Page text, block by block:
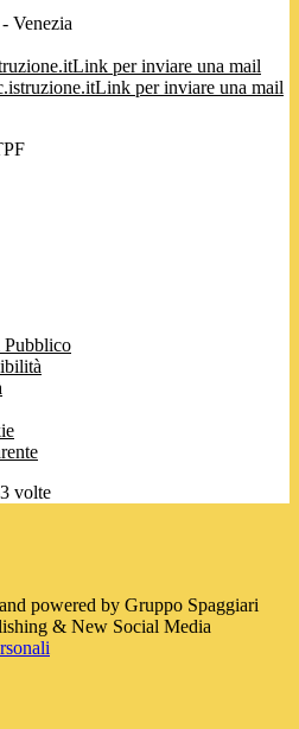
Venezia
Link per inviare una mail
Link per inviare una mail
volte
powered by Gruppo Spaggiari
& New Social Media